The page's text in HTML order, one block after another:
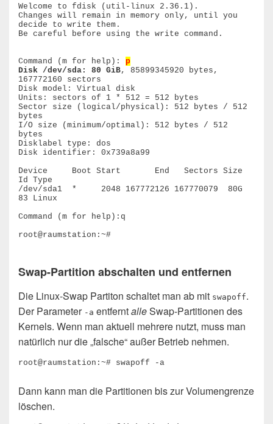
Welcome to fdisk (util-linux 2.36.1).
Changes will remain in memory only, until you
decide to write them.
Be careful before using the write command.
Command (m for help): p
Disk /dev/sda: 80 GiB, 85899345920 bytes,
167772160 sectors
Disk model: Virtual disk
Units: sectors of 1 * 512 = 512 bytes
Sector size (logical/physical): 512 bytes / 512
bytes
I/O size (minimum/optimal): 512 bytes / 512
bytes
Disklabel type: dos
Disk identifier: 0x739a8a99
Device     Boot Start       End   Sectors Size
Id Type
/dev/sda1  *     2048 167772126 167770079  80G
83 Linux
Command (m for help):q
root@raumstation:~#
Swap-Partition abschalten und entfernen
Die Linux-Swap Partiton schaltet man ab mit swapoff.
Der Parameter -a entferntalleSwap-Partitionen des
Kernels. Wenn man aktuell mehrere nutzt, muss man
natürlich nur die „falsche“ außer Betrieb nehmen.
root@raumstation:~# swapoff -a
Dann kann man die Partitionen bis zur Volumengrenze
löschen.